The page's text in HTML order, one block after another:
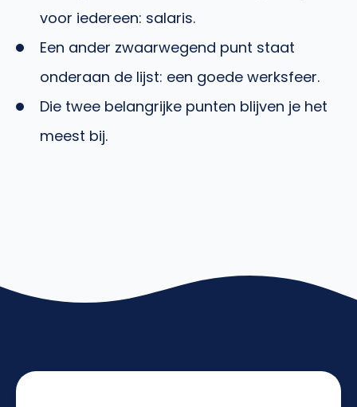
voor iedereen: salaris.
Een ander zwaarwegend punt staat
onderaan de lijst: een goede werksfeer.
Die twee belangrijke punten blijven je het
meest bij.